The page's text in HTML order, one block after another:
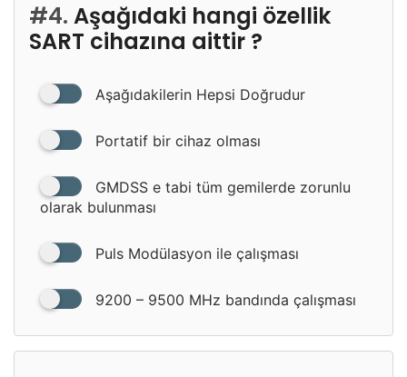
#4. Aşağıdaki hangi özellik
SART cihazına aittir ?
Aşağıdakilerin Hepsi Doğrudur
Portatif bir cihaz olması
GMDSS e tabi tüm gemilerde zorunlu
olarak bulunması
Puls Modülasyon ile çalışması
9200 – 9500 MHz bandında çalışması